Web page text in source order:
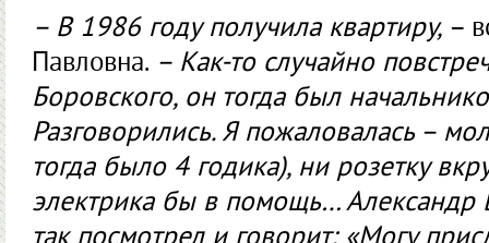
– В 1986 году получила квартиру, –
Павловна. – Как-то случайно
Боровского, он тогда был
Разговорились. Я пожаловалась –
тогда было 4 годика), ни розетку
электрика бы в помощь… Александр